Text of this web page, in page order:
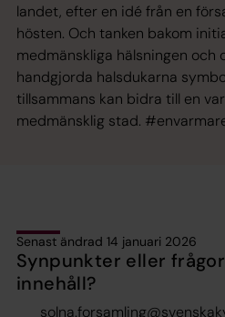
landet, efter en idé från en
hösten. Och tanken bakom
medmänskliga hälsningen och
handgjorda halsdukarna
tillsammans kan bidra till en
medmänsklig stad.
Senast ändrad 14 januari 2026
Synpunkter eller
innehåll?